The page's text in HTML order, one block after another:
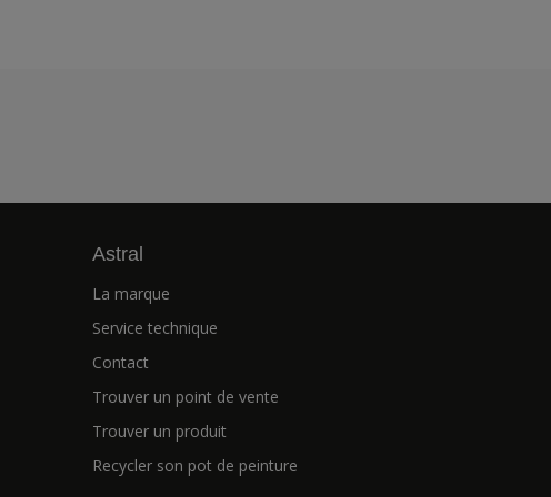
Astral
La marque
Service technique
Contact
Trouver un point de vente
Trouver un produit
Recycler son pot de peinture